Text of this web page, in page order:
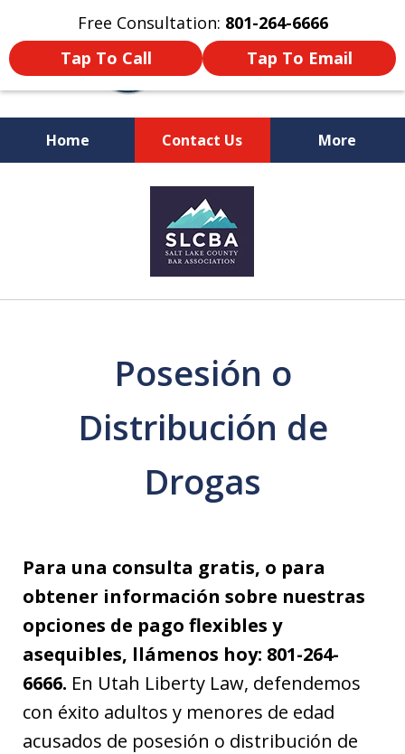
Free Consultation: 801-264-6666
Tap To Call
Tap To Email
Home Contact Us More
We Are Your Advocate
in the Courtroom
Posesión o
Distribución de
Drogas
Para una consulta gratis, o para
obtener información sobre nuestras
opciones de pago flexibles y
asequibles, llámenos hoy: 801-264-
6666. En Utah Liberty Law, defendemos
con éxito adultos y menores de edad
acusados de posesión o distribución de